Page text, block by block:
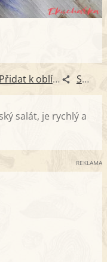
Přidat k oblíbeným Sdílet
salát, je rychlý a
REKLAMA